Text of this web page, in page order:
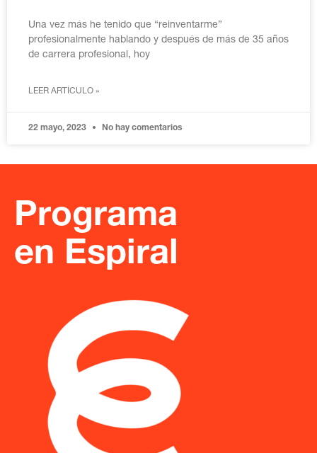
Una vez más he tenido que “reinventarme”
profesionalmente hablando y después de más de 35 años
de carrera profesional, hoy
LEER ARTÍCULO »
22 mayo, 2023 No hay comentarios
Programa
en Espiral